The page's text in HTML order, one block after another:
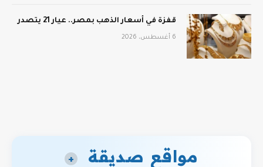
قفزة في أسعار الذهب بمصر.. عيار 21 يتصدر
6 أغسطس، 2026
مواقع صديقة +